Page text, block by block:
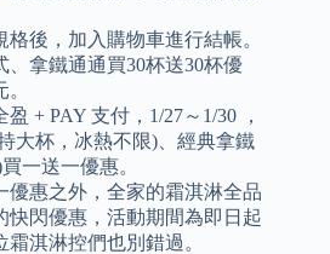
後，加入購物車進行結帳。
、拿鐵通通買30杯送30杯優
+ PAY 支付，1/27～1/30 ，
大杯，冰熱不限)、經典拿鐵
一送一優惠。
優惠之外，全家的霜淇淋全品
快閃優惠，活動期間為即日起
淇淋控們也別錯過。